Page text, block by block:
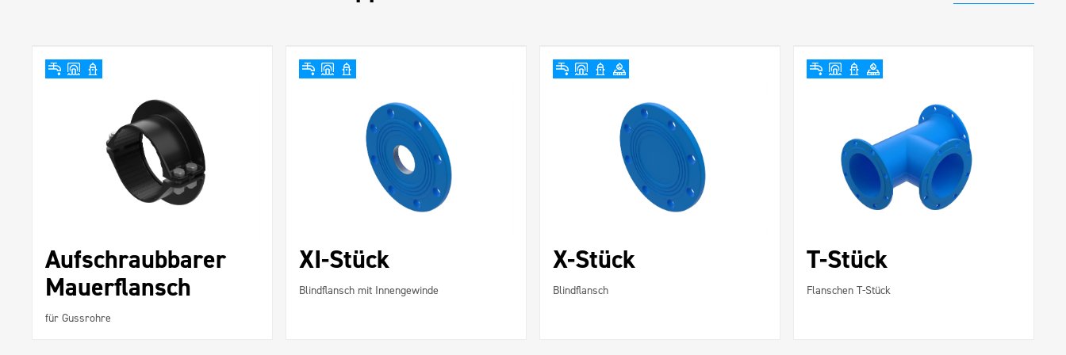
Aufschraubbarer
Mauerflansch
für Gussrohre
XI-Stück
Blindflansch mit Innengewinde
X-Stück
Blindflansch
T-Stück
Flanschen T-Stück